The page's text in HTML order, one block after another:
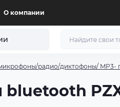
О компании
радио/диктофоны/ MP3-